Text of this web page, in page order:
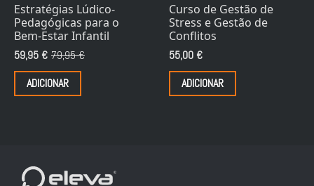
Estratégias Lúdico-
Pedagógicas para o
Bem-Estar Infantil
79,95€
O
preço
original
era:
59,95 €
O
preço
atual
é:
ADICIONAR
Curso de Gestão de
Stress e Gestão de
Conflitos
55,00 €
ADICIONAR